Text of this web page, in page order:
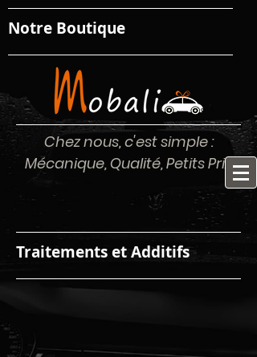
Notre Boutique
Chez nous, c'est simple :
Mécanique, Qualité, Petits Prix
Traitements et Additifs